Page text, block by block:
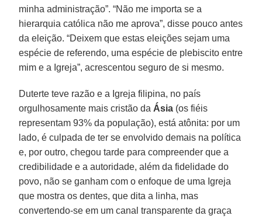
minha administração”. “Não me importa se a
hierarquia católica não me aprova”, disse pouco antes
da eleição. “Deixem que estas eleições sejam uma
espécie de referendo, uma espécie de plebiscito entre
mim e a Igreja”, acrescentou seguro de si mesmo.
Duterte teve razão e a Igreja filipina, no país
orgulhosamente mais cristão da Ásia (os fiéis
representam 93% da população), está atônita: por um
lado, é culpada de ter se envolvido demais na política
e, por outro, chegou tarde para compreender que a
credibilidade e a autoridade, além da fidelidade do
povo, não se ganham com o enfoque de uma Igreja
que mostra os dentes, que dita a linha, mas
convertendo-se em um canal transparente da graça